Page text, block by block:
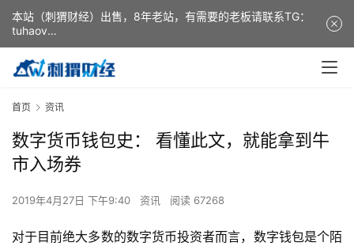
首页 资讯
数字货币钱包史： 看懂此文，就能拿到牛
市入场券
2019年4月27日 下午9:40 资讯 阅读 67268
对于目前绝大多数的数字货币投资者而言，数字钱包是个陌
本站（刺猬财经）出售，8年老站，有需要的老板请联系TG：
tuhaov
This website (ciweicaijing) is for sale. It is a 8-year-old
website. If you need it, please contact TG: tuhaov